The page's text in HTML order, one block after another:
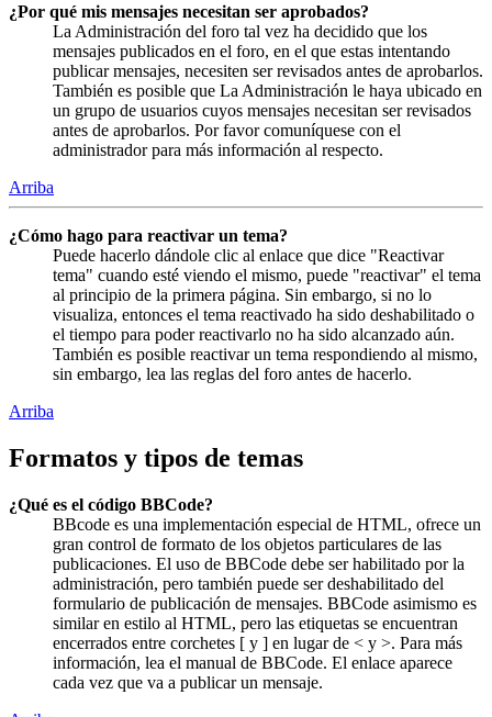
¿Por qué mis mensajes necesitan ser aprobados?
La Administración del foro tal vez ha decidido que los
mensajes publicados en el foro, en el que estas intentando
publicar mensajes, necesiten ser revisados antes de aprobarlos.
También es posible que La Administración le haya ubicado en
un grupo de usuarios cuyos mensajes necesitan ser revisados
antes de aprobarlos. Por favor comuníquese con el
administrador para más información al respecto.
Arriba
¿Cómo hago para reactivar un tema?
Puede hacerlo dándole clic al enlace que dice "Reactivar
tema" cuando esté viendo el mismo, puede "reactivar" el tema
al principio de la primera página. Sin embargo, si no lo
visualiza, entonces el tema reactivado ha sido deshabilitado o
el tiempo para poder reactivarlo no ha sido alcanzado aún.
También es posible reactivar un tema respondiendo al mismo,
sin embargo, lea las reglas del foro antes de hacerlo.
Arriba
Formatos y tipos de temas
¿Qué es el código BBCode?
BBcode es una implementación especial de HTML, ofrece un
gran control de formato de los objetos particulares de las
publicaciones. El uso de BBCode debe ser habilitado por la
administración, pero también puede ser deshabilitado del
formulario de publicación de mensajes. BBCode asimismo es
similar en estilo al HTML, pero las etiquetas se encuentran
encerrados entre corchetes [ y ] en lugar de < y >. Para más
información, lea el manual de BBCode. El enlace aparece
cada vez que va a publicar un mensaje.